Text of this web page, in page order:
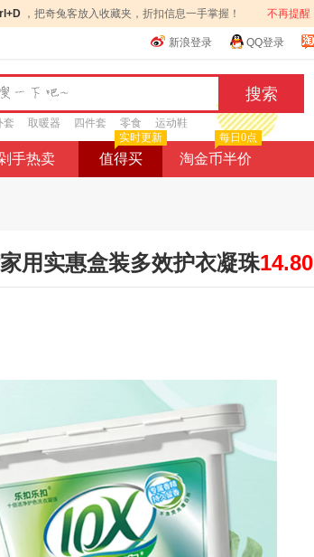
，把奇兔客放入收藏夹，折扣信息一手掌握！ 不再提醒
新浪登录 QQ登录
套 取暖器 四件套 零食 运动鞋
手热卖 值得买
实时更新
淘金币半价
每日0点
用实惠盒装多效护衣凝珠14.80